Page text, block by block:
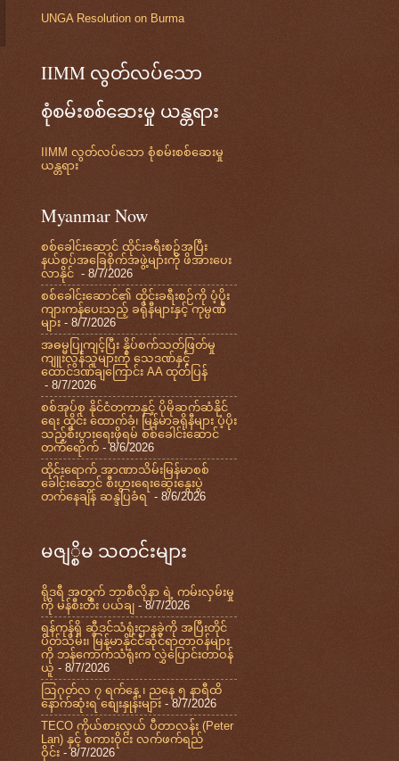
UNGA Resolution on Burma
IIMM လွတ်လပ်သော
စုံစမ်းစစ်ဆေးမှု ယန္တရား
IIMM လွတ်လပ်သော စုံစမ်းစစ်ဆေးမှု
ယန္တရား
Myanmar Now
စစ်ခေါင်းဆောင် ထိုင်းခရီးစဉ်အပြီး
နယ်စပ်အခြေစိုက်အဖွဲ့များကို ဖိအားပေး
လာနိုင် - 8/7/2026
စစ်ခေါင်းဆောင်၏ ထိုင်းခရီးစဉ်ကို ပံ့ပိုး
ကျားကန်ပေးသည့် ခရိုနီများနှင့် ကုမ္ပဏီ
များ - 8/7/2026
အဓမ္မပြုကျင့်ပြီး နှိပ်စက်သတ်ဖြတ်မှု
ကျူးလွန်သူများကို သေဒဏ်နှင့်
ထောင်ဒဏ်ချကြောင်း AA ထုတ်ပြန်
- 8/7/2026
စစ်အုပ်စု နိုင်ငံတကာနှင့် ပိုမိုဆက်ဆံနိုင်
ရေး ထိုင်း ထောက်ခံ၊ မြန်မာခရိုနီများ ပံ့ပိုး
သည့်စီးပွားရေးဖိုရမ် စစ်ခေါင်းဆောင်
တက်ရောက် - 8/6/2026
ထိုင်းရောက် အာဏာသိမ်းမြန်မာစစ်
ခေါင်းဆောင် စီးပွားရေးဆွေးနွေးပွဲ
တက်နေချိန် ဆန္ဒပြခံရ - 8/6/2026
မဇျ္စိမ သတင်းများ
ရိုဒရီ အတွက် ဘာစီလိုနာ ရဲ့ ကမ်းလှမ်းမှု
ကို မန်စီးတီး ပယ်ချ - 8/7/2026
ရန်ကုန်ရှိ ဆွီဒင်သံရုံးဌာနခွဲကို အပြီးတိုင်
ပိတ်သိမ်း၊ မြန်မာနိုင်ငံဆိုင်ရာတာဝန်များ
ကို ဘန်ကောက်သံရုံးက လွှဲပြောင်းတာဝန်
ယူ - 8/7/2026
ဩဂုတ်လ ၇ ရက်နေ့ ၊ ညနေ ၅ နာရီထိ
နောက်ဆုံးရ စျေးနှုန်းများ - 8/7/2026
TECO ကိုယ်စားလှယ် ပီတာလန်း (Peter
Lan) နှင့် စကားဝိုင်း လက်ဖက်ရည်
ဝိုင်း - 8/7/2026